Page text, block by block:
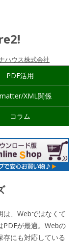
ハウス株式会社
PDF活用
XML関係
コラム
は、Webではなくて
PDFが最適。Webの
にも対応している